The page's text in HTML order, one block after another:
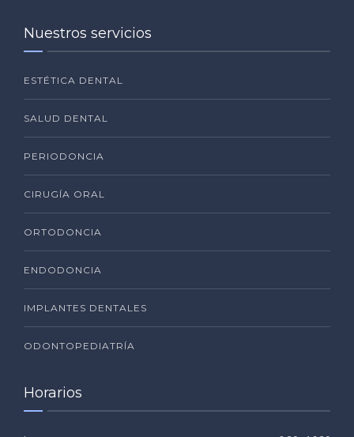
Nuestros servicios
ESTÉTICA DENTAL
SALUD DENTAL
PERIODONCIA
CIRUGÍA ORAL
ORTODONCIA
ENDODONCIA
IMPLANTES DENTALES
ODONTOPEDIATRÍA
Horarios